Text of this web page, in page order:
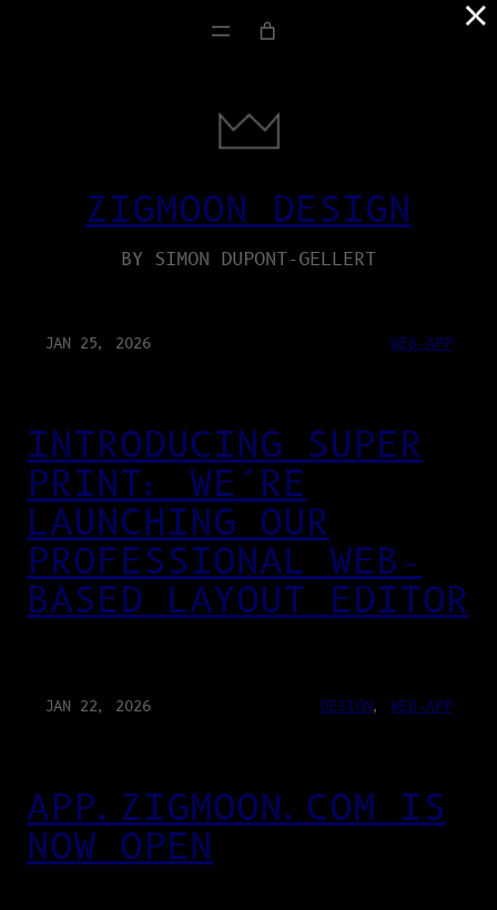
ZIGMOON DESIGN
BY SIMON DUPONT-GELLERT
JAN 25, 2026 WEB-APP
INTRODUCING SUPER
PRINT: WE’RE
LAUNCHING OUR
PROFESSIONAL WEB-
BASED LAYOUT EDITOR
JAN 22, 2026 DESIGN, WEB-APP
APP.ZIGMOON.COM IS
NOW OPEN
×